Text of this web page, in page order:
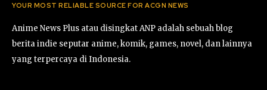
YOUR MOST RELIABLE SOURCE FOR ACGN NEWS
Anime News Plus atau disingkat ANP adalah sebuah blog
berita indie seputar anime, komik, games, novel, dan lainnya
yang terpercaya di Indonesia.